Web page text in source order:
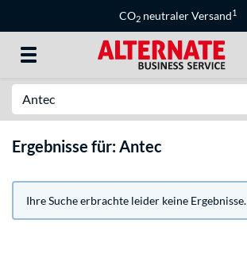
CO2 neutraler Versand1
Ergebnisse für: Antec
Ihre Suche erbrachte leider keine Ergebnisse.